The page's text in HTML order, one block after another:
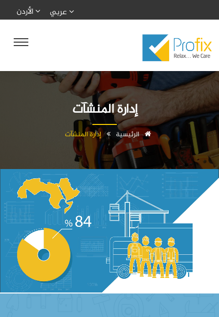
إدارة المنشآت
الرئيسية إدارة المنشآت